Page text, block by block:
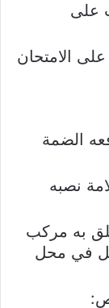
على
الامتحان
الضمة
نصبه
به مركب
في محل